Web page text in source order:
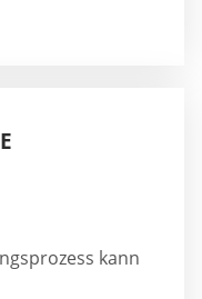
kann